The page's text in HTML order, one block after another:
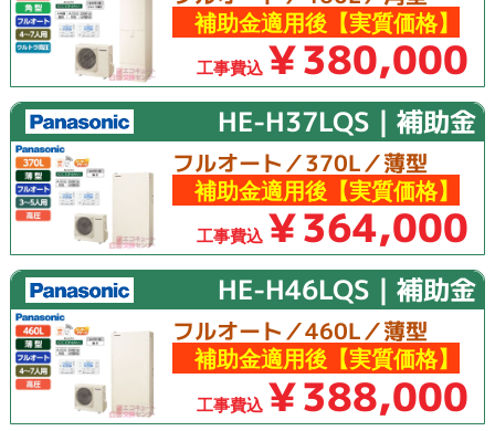
補助金適用後【実質価格】
工事費込 ￥380,000
HE-H37LQS｜補助金
フルオート／370L／薄型
補助金適用後【実質価格】
工事費込 ￥364,000
HE-H46LQS｜補助金
フルオート／460L／薄型
補助金適用後【実質価格】
工事費込 ￥388,000